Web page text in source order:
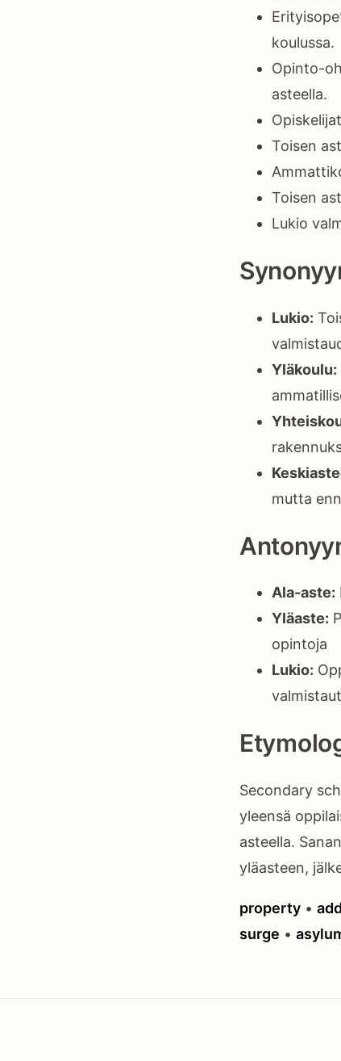
koulussa.
Opinto-
asteella.
Toisen
Toisen
Lukio
Lukio:
Yläkoulu:
mutta
Ala-aste:
Yläaste:
opintoja
Lukio:
Secondary
yleensä
asteella.
yläasteen,
property •
surge •